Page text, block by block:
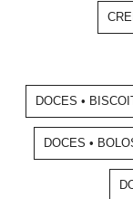
DOCES •
DOCES •